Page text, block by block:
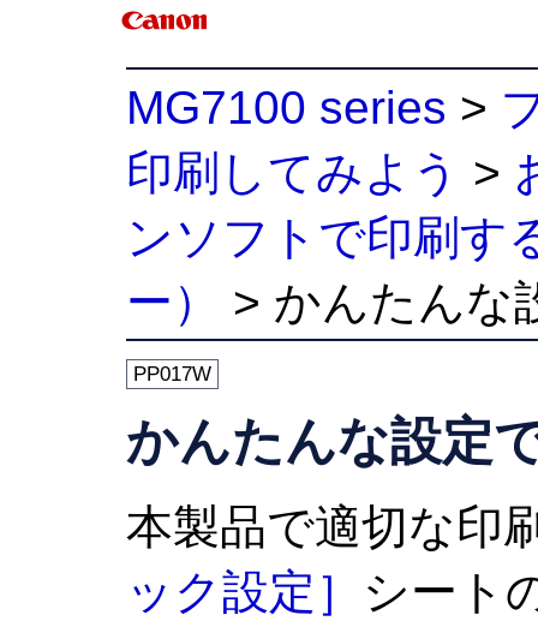
MG7100 series >
印刷してみよう >
ンソフトで印刷す
ー）
> かんたんな
PP017W
かんたんな設定
本製品で適切な印
ック設定］ シート